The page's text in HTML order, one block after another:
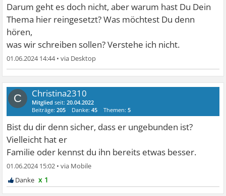
Darum geht es doch nicht, aber warum hast Du Dein
Thema hier reingesetzt? Was möchtest Du denn
hören,
was wir schreiben sollen? Verstehe ich nicht.
01.06.2024 14:44•
C Christina2310
Mitglied seit:20.04.2022
Beiträge:205 Danke:45 Themen:5
Bist du dir denn sicher, dass er ungebunden ist?
Vielleicht hat er
Familie oder kennst du ihn bereits etwas besser.
01.06.2024 15:02 •
x 1